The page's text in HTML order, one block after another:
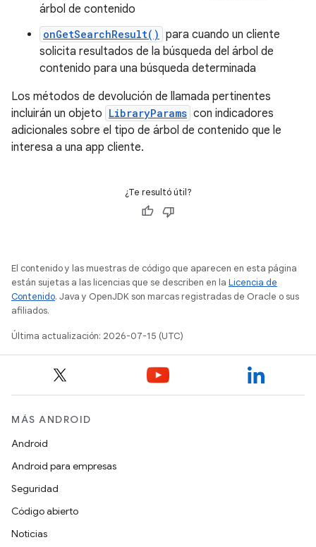
árbol de contenido
onGetSearchResult() para cuando un cliente
solicita resultados de la búsqueda del árbol de
contenido para una búsqueda determinada
Los métodos de devolución de llamada pertinentes
incluirán un objeto LibraryParams con indicadores
adicionales sobre el tipo de árbol de contenido que le
interesa a una app cliente.
¿Te resultó útil?
El contenido y las muestras de código que aparecen en esta página
están sujetas a las licencias que se describen en la Licencia de
Contenido. Java y OpenJDK son marcas registradas de Oracle o sus
afiliados.
Última actualización: 2026-07-15 (UTC)
MÁS ANDROID
Android
Android para empresas
Seguridad
Código abierto
Noticias